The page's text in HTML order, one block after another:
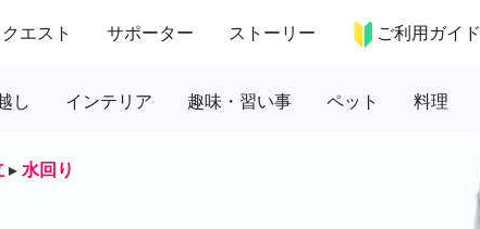
クエスト サポーター ストーリー ご利用ガイド
し インテリア 趣味・習い事 ペット 料理
▸ 水回り